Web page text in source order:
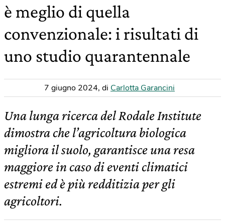
è meglio di quella
convenzionale: i risultati di
uno studio quarantennale
7 giugno 2024, di Carlotta Garancini
Una lunga ricerca del Rodale Institute
dimostra che l’agricoltura biologica
migliora il suolo, garantisce una resa
maggiore in caso di eventi climatici
estremi ed è più redditizia per gli
agricoltori.